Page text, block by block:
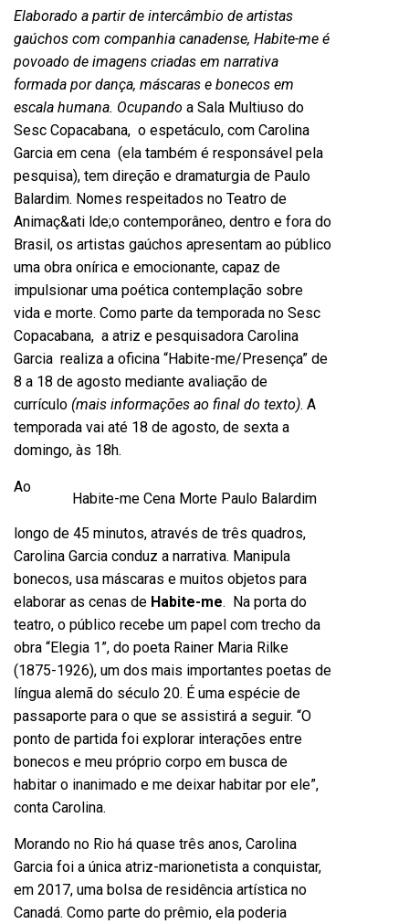
Elaborado a partir de intercâmbio de artistas
gaúchos com companhia canadense, Habite-me é
povoado de imagens criadas em narrativa
formada por dança, máscaras e bonecos em
escala humana. Ocupando a Sala Multiuso do
Sesc Copacabana, o espetáculo, com Carolina
Garcia em cena (ela também é responsável pela
pesquisa), tem direção e dramaturgia de Paulo
Balardim. Nomes respeitados no Teatro de
Animaç&ati lde;o contemporâneo, dentro e fora do
Brasil, os artistas gaúchos apresentam ao público
uma obra onírica e emocionante, capaz de
impulsionar uma poética contemplação sobre
vida e morte. Como parte da temporada no Sesc
Copacabana, a atriz e pesquisadora Carolina
Garcia realiza a oficina “Habite-me/Presença” de
8 a 18 de agosto mediante avaliação de
currículo (mais informações ao final do texto). A
temporada vai até 18 de agosto, de sexta a
domingo, às 18h.
Habite-me Cena Morte Paulo Balardim
Ao
longo de 45 minutos, através de três quadros,
Carolina Garcia conduz a narrativa. Manipula
bonecos, usa máscaras e muitos objetos para
elaborar as cenas de Habite-me. Na porta do
teatro, o público recebe um papel com trecho da
obra “Elegia 1”, do poeta Rainer Maria Rilke
(1875-1926), um dos mais importantes poetas de
língua alemã do século 20. É uma espécie de
passaporte para o que se assistirá a seguir. “O
ponto de partida foi explorar interações entre
bonecos e meu próprio corpo em busca de
habitar o inanimado e me deixar habitar por ele”,
conta Carolina.
Morando no Rio há quase três anos, Carolina
Garcia foi a única atriz-marionetista a conquistar,
em 2017, uma bolsa de residência artística no
Canadá. Como parte do prêmio, ela poderia